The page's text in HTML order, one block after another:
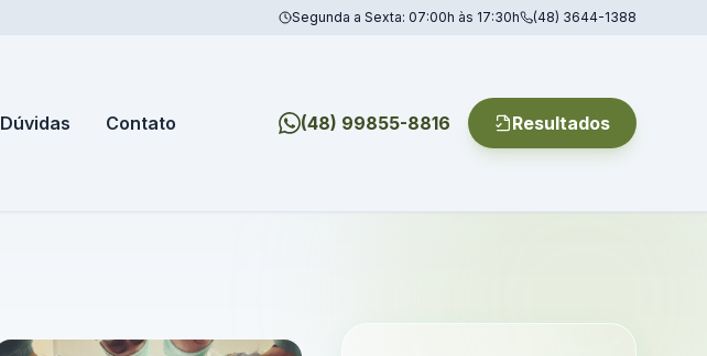
Segunda a Sexta: 07:00h às 17:30h (48) 3644-1388
Dúvidas Contato (48) 99855-8816 Resultados